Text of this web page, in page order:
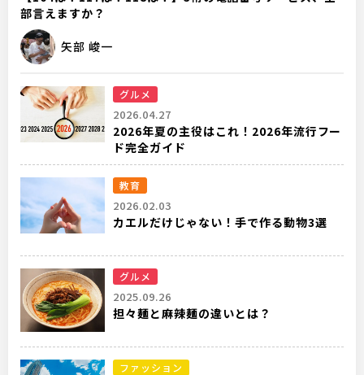
部言えますか？
矢部 峻一
グルメ
2026.04.27
2026年夏の主役はこれ！2026年流行フー
ド完全ガイド
教育
2026.02.03
カエルだけじゃない！手で作る動物3選
グルメ
2025.09.26
担々麺と麻辣麺の違いとは？
ファッション